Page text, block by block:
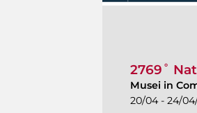
2769˚
Musei in
20/04 - 24/